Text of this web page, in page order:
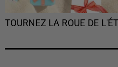
TOURNEZ LA ROUE DE